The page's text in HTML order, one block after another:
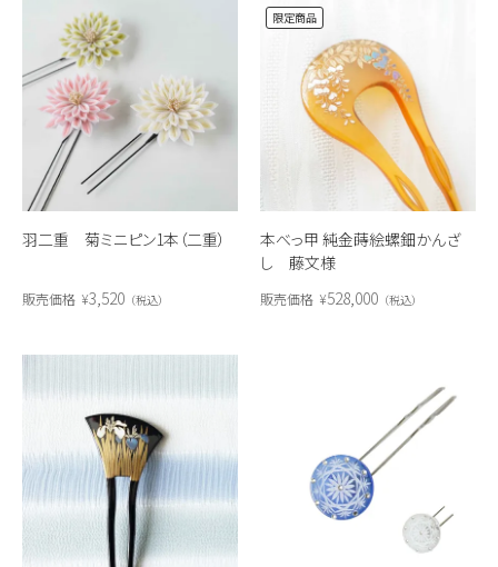
羽二重 菊ミニピン1本（二重）
販売価格 ¥3,520 税込
本べっ甲 純金蒔絵螺鈿かんざ
し 藤文様
限定商品
販売価格 ¥528,000 税込